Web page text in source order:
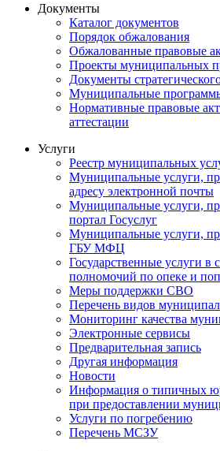
Документы
Каталог документов
Порядок обжалования
Обжалованные правовые
Проекты муниципальных
Документы
Муниципальные
Нормативные правовые
аттестации
Услуги
Реестр муниципальных
Муниципальные услуги,
адресу электронной почты
Муниципальные услуги,
портал Госуслуг
Муниципальные услуги,
ГБУ МФЦ
Государственные услуги в
полномочий по опеке и
Меры поддержки СВО
Перечень видов
Мониторинг качества
Электронные сервисы
Предварительная запись
Другая информация
Новости
Информация о типичных
при предоставлении
Услуги по погребению
Перечень МСЗУ